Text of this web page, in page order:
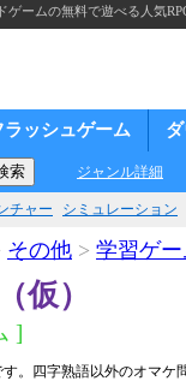
ームの無料で遊べる人気
ラッシュゲーム
ジャンル詳細
チャー シミュレーション
その他 > 学習ゲ
仮）
]
。四字熟語以外のオマケ